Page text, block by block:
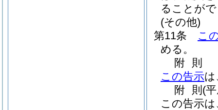
ることが
(その他)
第11条
こ
める。
附 則
この告示は
附 則 (
この告示